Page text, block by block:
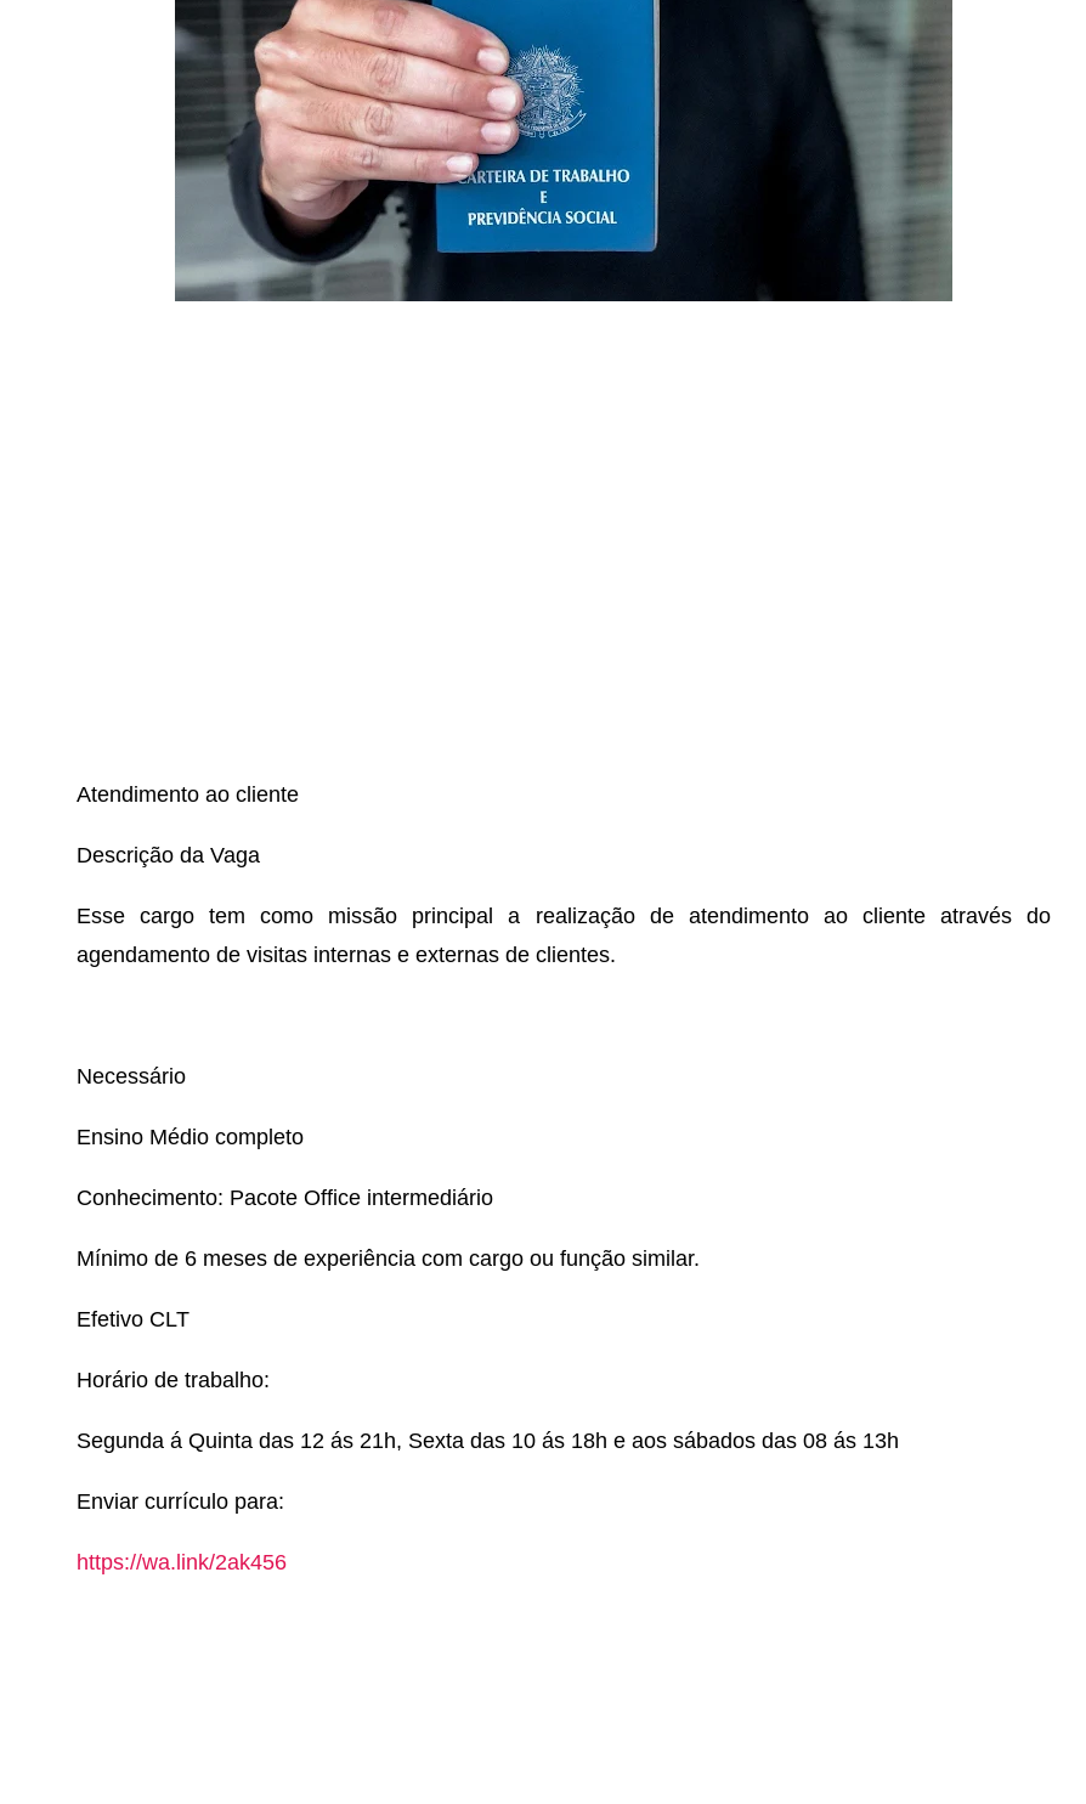
Atendimento ao cliente
Descrição da Vaga
Esse cargo tem como missão principal a realização de atendimento ao cliente através do
agendamento de visitas internas e externas de clientes.
Necessário
Ensino Médio completo
Conhecimento: Pacote Office intermediário
Mínimo de 6 meses de experiência com cargo ou função similar.
Efetivo CLT
Horário de trabalho:
Segunda á Quinta das 12 ás 21h, Sexta das 10 ás 18h e aos sábados das 08 ás 13h
Enviar currículo para:
https://wa.link/2ak456